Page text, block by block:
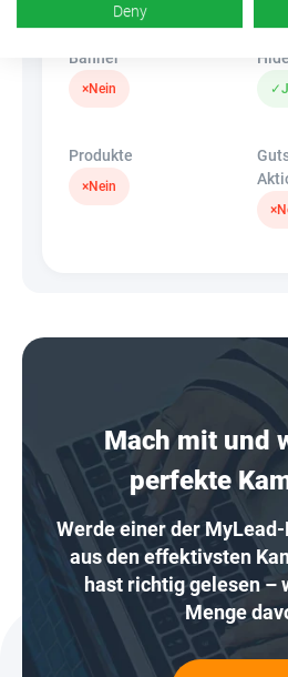
Banner
×Nein ✓
Produkte
×Nein
×
Mach mit und
perfekte
Werde einer der
aus den effektivsten
hast richtig gelesen –
Menge
Deny